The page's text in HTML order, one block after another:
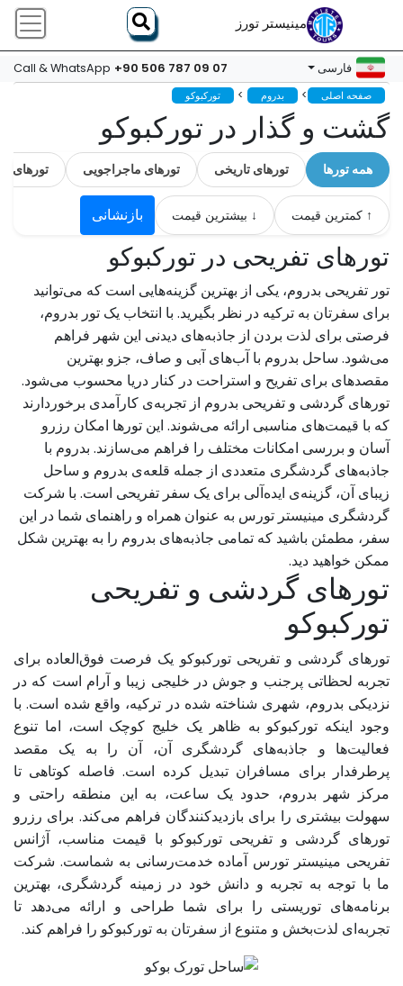
مینیستر تورز
فارسی Call & WhatsApp +90 506 787 09 07
صفحه اصلی > بدروم > تورکبوکو
گشت و گذار در تورکبوکو
همه تورها تورهای تاریخی تورهای ماجراجویی تورهای
↑ کمترین قیمت ↓ بیشترین قیمت بازنشانی
تورهای تفریحی در تورکبوکو
تور تفریحی بدروم، یکی از بهترین گزینه‌هایی است که می‌توانید
برای سفرتان به ترکیه در نظر بگیرید. با انتخاب یک تور بدروم،
فرصتی برای لذت بردن از جاذبه‌های دیدنی این شهر فراهم
می‌شود. ساحل بدروم با آب‌های آبی و صاف، جزو بهترین
مقصدهای برای تفریح و استراحت در کنار دریا محسوب می‌شود.
تورهای گردشی و تفریحی بدروم از تجربه‌ی کارآمدی برخوردارند
که با قیمت‌های مناسبی ارائه می‌شوند. این تورها امکان رزرو
آسان و بررسی امکانات مختلف را فراهم می‌سازند. بدروم با
جاذبه‌های گردشگری متعددی از جمله قلعه‌ی بدروم و ساحل
زیبای آن، گزینه‌ی ایده‌آلی برای یک سفر تفریحی است. با شرکت
گردشگری مینیستر تورس به عنوان همراه و راهنمای شما در این
سفر، مطمئن باشید که تمامی جاذبه‌های بدروم را به بهترین شکل
ممکن خواهید دید.
تورهای گردشی و تفریحی
تورکبوکو
تورهای گردشی و تفریحی تورکبوکو یک فرصت فوق‌العاده برای
تجربه لحظاتی پرجنب و جوش در خلیجی زیبا و آرام است که در
نزدیکی بدروم، شهری شناخته شده در ترکیه، واقع شده است. با
وجود اینکه تورکبوکو به ظاهر یک خلیج کوچک است، اما تنوع
فعالیت‌ها و جاذبه‌های گردشگری آن، آن را به یک مقصد
پرطرفدار برای مسافران تبدیل کرده است. فاصله کوتاهی تا
مرکز شهر بدروم، حدود یک ساعت، به این منطقه راحتی و
سهولت بیشتری را برای بازدیدکنندگان فراهم می‌کند. برای رزرو
تورهای گردشی و تفریحی تورکبوکو با قیمت مناسب، آژانس
تفریحی مینیستر تورس آماده خدمت‌رسانی به شماست. شرکت
ما با توجه به تجربه و دانش خود در زمینه گردشگری، بهترین
برنامه‌های توریستی را برای شما طراحی و ارائه می‌دهد تا
تجربه‌ای لذت‌بخش و متنوع از سفرتان به تورکبوکو را فراهم کند.